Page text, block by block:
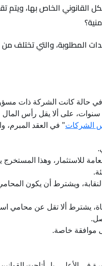
القانوني الخاص بها،
المطلوبة، والتي تختلف
حالة كانت الشركة ذات
الشركات" في العقد المبرم،
للاستثمار، وهذا المستخرج
ويشترط أن يكون المحامي
يشترط ألا تقل عن محامي
موافقة خاصة.